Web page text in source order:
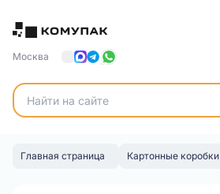
Москва
Главная страница Картонные коробки